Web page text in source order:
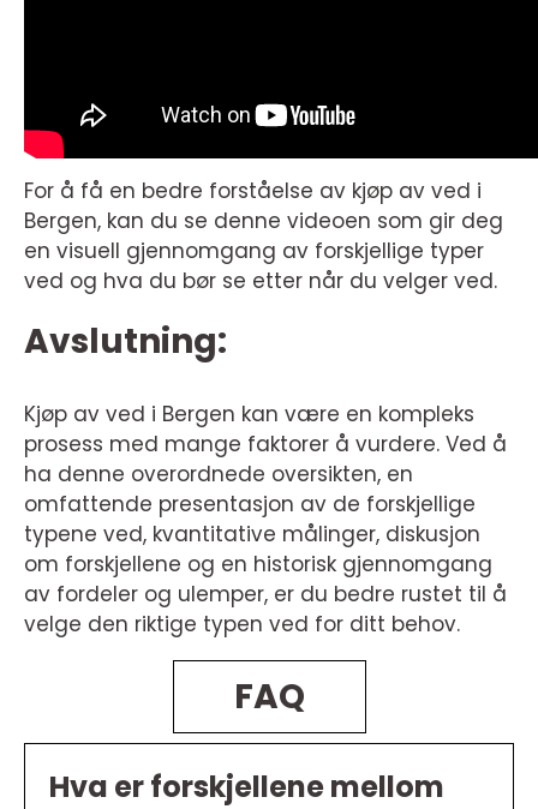
For å få en bedre forståelse av kjøp av ved i
Bergen, kan du se denne videoen som gir deg
en visuell gjennomgang av forskjellige typer
ved og hva du bør se etter når du velger ved.
Avslutning:
Kjøp av ved i Bergen kan være en kompleks
prosess med mange faktorer å vurdere. Ved å
ha denne overordnede oversikten, en
omfattende presentasjon av de forskjellige
typene ved, kvantitative målinger, diskusjon
om forskjellene og en historisk gjennomgang
av fordeler og ulemper, er du bedre rustet til å
velge den riktige typen ved for ditt behov.
FAQ
Hva er forskjellene mellom